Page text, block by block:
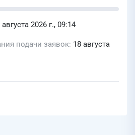
августа 2026 г., 09:14
подачи заявок 18 августа